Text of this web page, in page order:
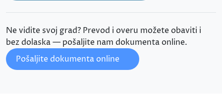
Ne vidite svoj grad? Prevod i overu možete obaviti i
bez dolaska — pošaljite nam dokumenta online.
Pošaljite dokumenta online